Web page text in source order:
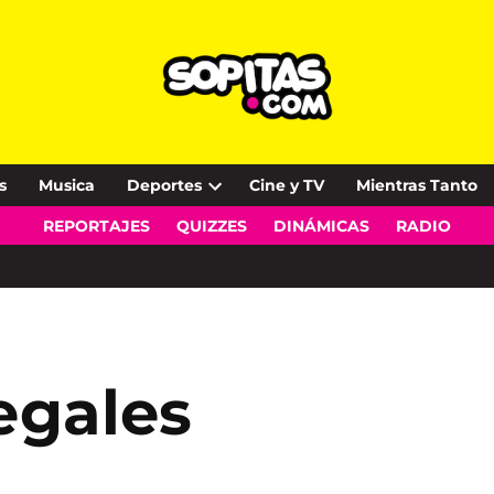
Musica Deportes
Open
dropdown
Cine y TV Mientras Tanto
REPORTAJES QUIZZES DINÁMICAS RADIO